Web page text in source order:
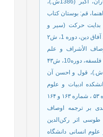
هاشمى رفسنجانى، و همکاران، اكبر (1386ش.)،
(۱۳۸۹ش.)، بدایت حرکت (سیر و
اوصاف الأشراف و علم
کاشفی، امیر محمود، (۱۳۸۱ ش.)، قول و احسن آن
ادبیات و علوم
«نقدی بر ترجمه اوصاف
طوسی اثر رکن‌الدین
انسانی دانشگاه